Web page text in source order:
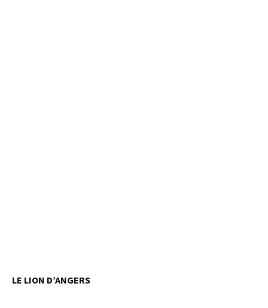
LE LION D’ANGERS